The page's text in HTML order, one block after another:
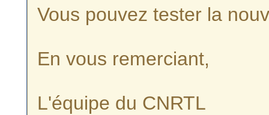
Vous pouvez tester la
En vous remerciant,
L'équipe du CNRTL